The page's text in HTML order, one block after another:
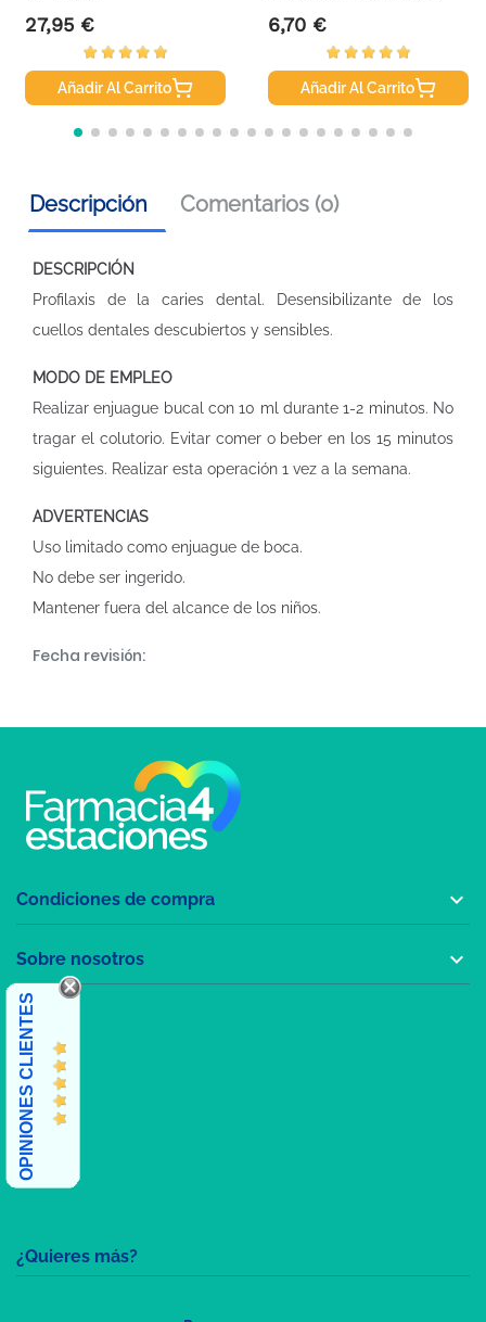
Precio
27,95 €
Añadir Al Carrito
Precio
6,70 €
Añadir Al Carrito
Descripción Comentarios (0)
DESCRIPCIÓN
Profilaxis de la caries dental. Desensibilizante de los
cuellos dentales descubiertos y sensibles.
MODO DE EMPLEO
Realizar enjuague bucal con 10 ml durante 1-2 minutos. No
tragar el colutorio. Evitar comer o beber en los 15 minutos
siguientes. Realizar esta operación 1 vez a la semana.
ADVERTENCIAS
Uso limitado como enjuague de boca.
No debe ser ingerido.
Mantener fuera del alcance de los niños.
Fecha revisión:
¿Quieres más?
Condiciones de compra 
Sobre nosotros 
OPINIONES CLIENTES